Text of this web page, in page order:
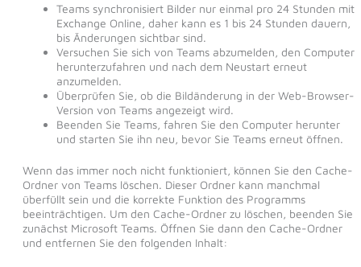
Teams synchronisiert Bilder nur einmal pro 24 Stunden mit
Exchange Online, daher kann es 1 bis 24 Stunden dauern,
bis Änderungen sichtbar sind.
Versuchen Sie sich von Teams abzumelden, den Computer
herunterzufahren und nach dem Neustart erneut
anzumelden.
Überprüfen Sie, ob die Bildänderung in der Web-Browser-
Version von Teams angezeigt wird.
Beenden Sie Teams, fahren Sie den Computer herunter
und starten Sie ihn neu, bevor Sie Teams erneut öffnen.
Wenn das immer noch nicht funktioniert, können Sie den Cache-
Ordner von Teams löschen. Dieser Ordner kann manchmal
überfüllt sein und die korrekte Funktion des Programms
beeinträchtigen. Um den Cache-Ordner zu löschen, beenden Sie
zunächst Microsoft Teams. Öffnen Sie dann den Cache-Ordner
und entfernen Sie den folgenden Inhalt: